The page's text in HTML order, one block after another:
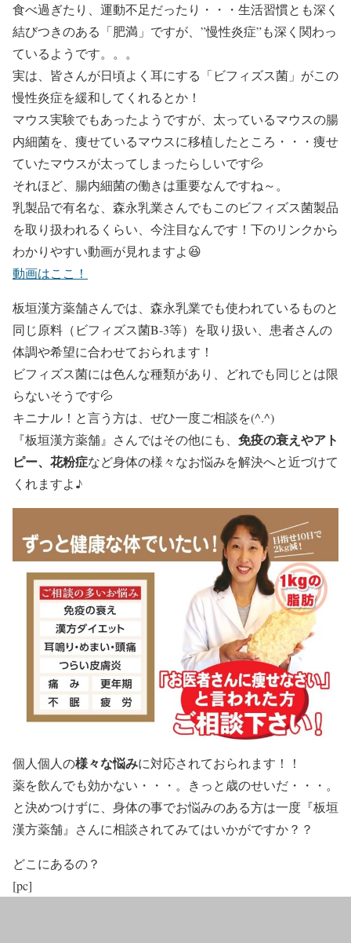
食べ過ぎたり、運動不足だったり・・・生活習慣とも深く
結びつきのある「肥満」ですが、 ”慢性炎症”も深く関わっ
ているようです。。。
実は、皆さんが日頃よく耳にする「ビフィズス菌」がこの
慢性炎症を緩和してくれるとか！
マウス実験でもあったようですが、太っているマウスの腸
内細菌を、痩せているマウスに移植したところ・・・痩せ
ていたマウスが太ってしまったらしいです💦
それほど、腸内細菌の働きは重要なんですね～。
乳製品で有名な、森永乳業さんでもこのビフィズス菌製品
を取り扱われるくらい、今注目なんです！下のリンクから
わかりやすい動画が見れますよ😆
動画はここ！
板垣漢方薬舗さんでは、森永乳業でも使われているものと
同じ原料（ビフィズス菌B-3等）を取り扱い、患者さんの
体調や希望に合わせておられます！
ビフィズス菌には色んな種類があり、どれでも同じとは限
らないそうです💦
キニナル！と言う方は、ぜひ一度ご相談を(^.^)
『板垣漢方薬舗』 さんではその他にも、 免疫の衰えやアト
ピー、花粉症など身体の様々なお悩みを解決へと近づけて
くれますよ♪
個人個人の様々な悩みに対応されておられます！！
薬を飲んでも効かない・・・。きっと歳のせいだ・・・。
と決めつけずに、身体の事でお悩みのある方は一度 『板垣
漢方薬舗』 さんに相談されてみてはいかがですか？？
どこにあるの？
[pc]